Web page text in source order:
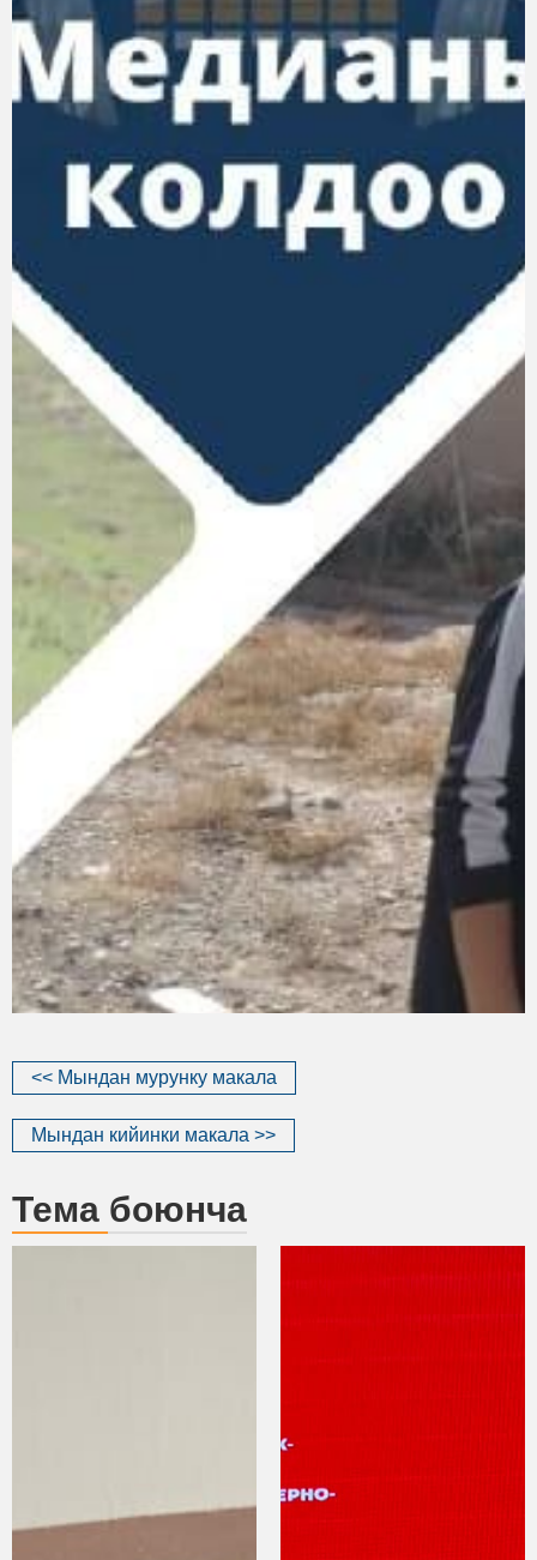
<< Мындан мурунку макала
Мындан кийинки макала >>
Тема боюнча